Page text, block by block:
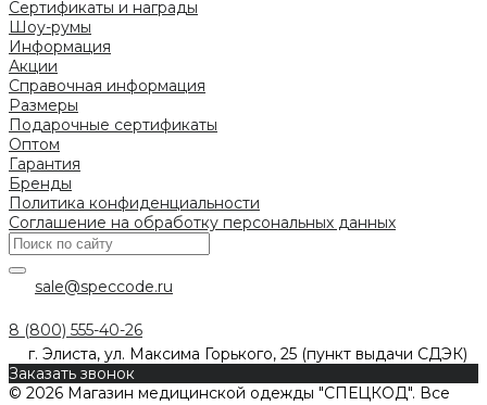
Сертификаты и награды
Шоу-румы
Информация
Акции
Справочная информация
Размеры
Подарочные сертификаты
Оптом
Гарантия
Бренды
Политика конфиденциальности
Соглашение на обработку персональных данных
sale@speccode.ru
8 (800) 555-40-26
г. Элиста, ул. Максима Горького, 25 (пункт выдачи СДЭК)
Заказать звонок
© 2026 Магазин медицинской одежды "СПЕЦКОД". Все